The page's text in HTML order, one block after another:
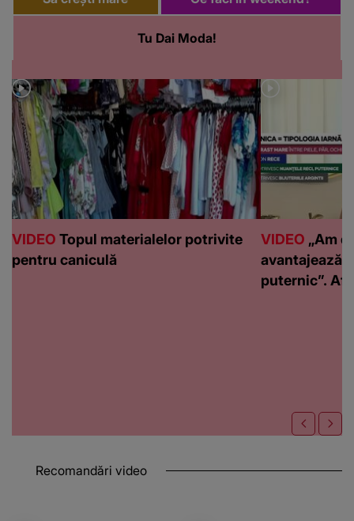
Tu Dai Moda!
VIDEO Topul materialelor potrivite
pentru caniculă
VIDEO „Am
avantajează
puternic”.
Recomandări video